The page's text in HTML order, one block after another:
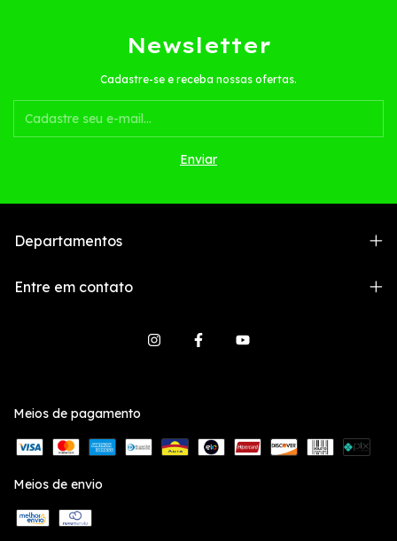
Newsletter
Cadastre-se e receba nossas ofertas.
Departamentos
Entre em contato
Meios de pagamento
Meios de envio